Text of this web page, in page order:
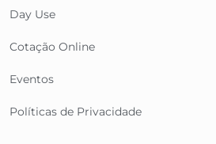
Day Use
Cotação Online
Eventos
Políticas de Privacidade